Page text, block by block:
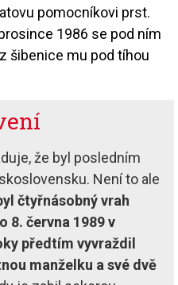
pomocníkovi prst.
1986 se pod ním
šibenice mu pod tíhou
že byl posledním
Není to ale
čtyřnásobný vrah
8. června 1989 v
předtím vyvraždil
manželku a své dvě